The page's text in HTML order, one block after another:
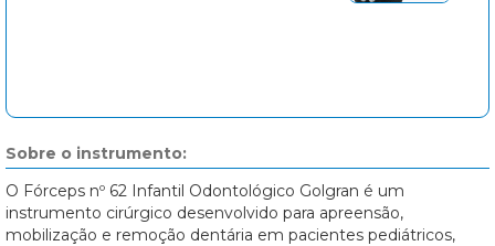
Sobre o instrumento:
O Fórceps nº 62 Infantil Odontológico Golgran é um
instrumento cirúrgico desenvolvido para apreensão,
mobilização e remoção dentária em pacientes pediátricos,